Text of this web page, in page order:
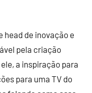
head de inovação e
pela criação
a inspiração para
para uma TV do